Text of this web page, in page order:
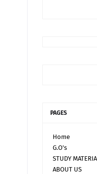
PAGES
Home
G.O's
STUDY
ABOUT US